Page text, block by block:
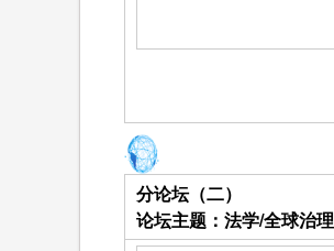
分论坛（二）
论坛主题：法学/全球治理